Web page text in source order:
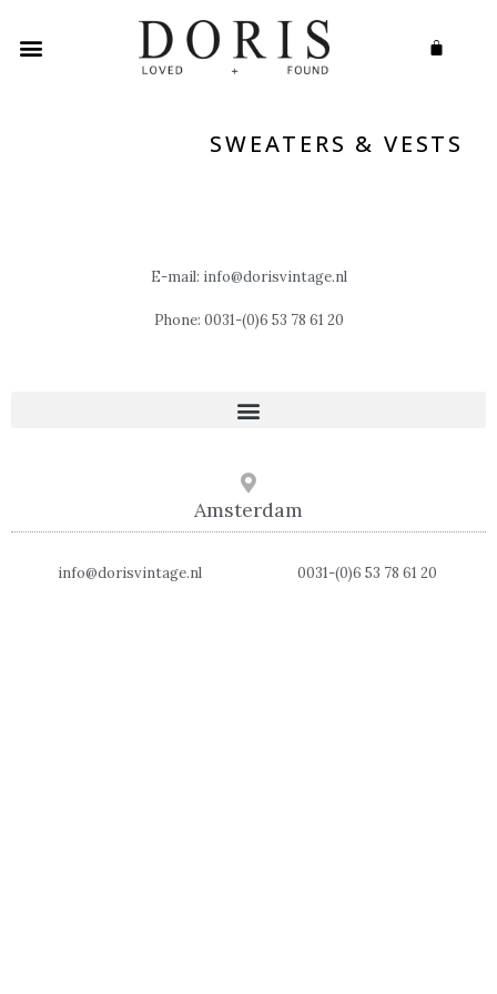
SWEATERS & VESTS
E-mail: info@dorisvintage.nl
Phone: 0031-(0)6 53 78 61 20
Amsterdam
info@dorisvintage.nl 0031-(0)6 53 78 61 20